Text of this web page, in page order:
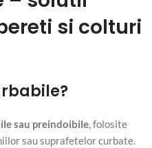
si colturi
sau preindoibile, folosite
sau suprafetelor curbate.